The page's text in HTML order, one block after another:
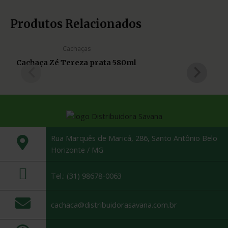
Produtos Relacionados
Cachaças
Cachaça Zé Tereza prata 580ml
Rua Marquês de Maricá, 286, Santo Antônio Belo
Horizonte / MG
Tel.: (31) 98678-0063
cachaca@distribuidorasavana.com.br